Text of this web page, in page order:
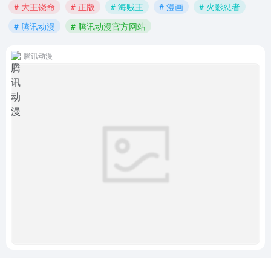
# 大王饶命
# 正版 # 海贼王 # 漫画
# 火影忍者
# 腾讯动漫
# 腾讯动漫官方网站
腾讯动漫